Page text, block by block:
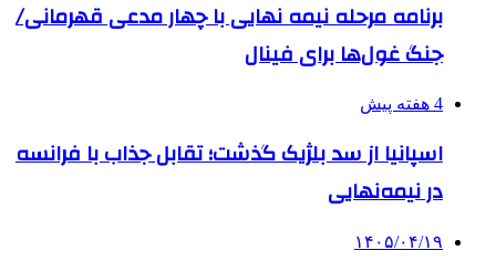
برنامه مرحله نیمه نهایی با چهار مدعی قهرمانی/
جنگ غول‌ها برای فینال
4 هفته پیش
اسپانیا از سد بلژیک گذشت؛ تقابل جذاب با فرانسه
در نیمه‌نهایی
۱۴۰۵/۰۴/۱۹